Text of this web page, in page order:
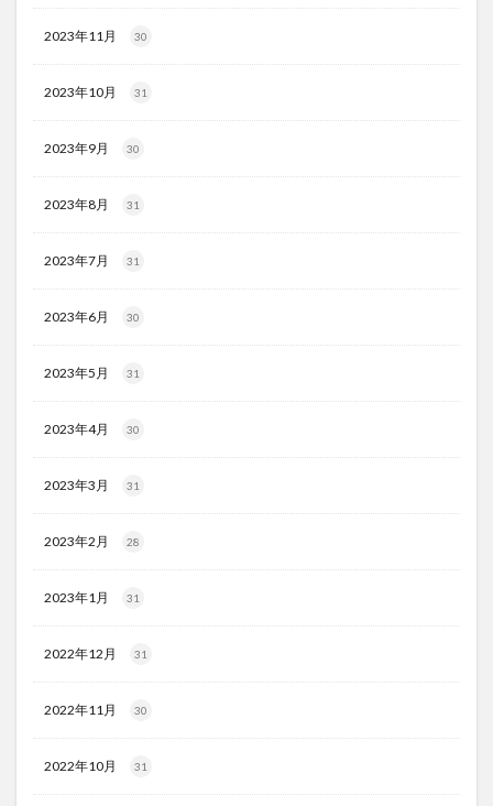
2023年11月 30
2023年10月 31
2023年9月 30
2023年8月 31
2023年7月 31
2023年6月 30
2023年5月 31
2023年4月 30
2023年3月 31
2023年2月 28
2023年1月 31
2022年12月 31
2022年11月 30
2022年10月 31